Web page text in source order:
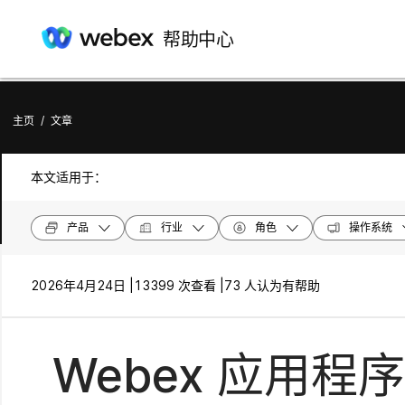
帮助中心
主页 / 文章
本文适用于：
产品 行业 角色 操作系统
2026年4月24日 | 13399 次查看 | 73 人认为有帮助
Webex 应用程